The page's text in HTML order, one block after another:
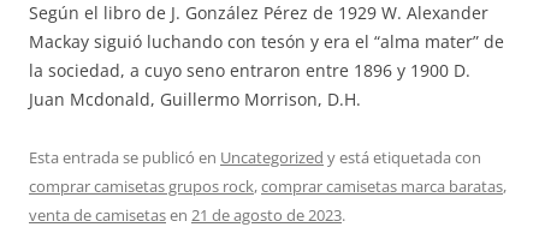
Según el libro de J. González Pérez de 1929 W. Alexander
Mackay siguió luchando con tesón y era el “alma mater” de
la sociedad, a cuyo seno entraron entre 1896 y 1900 D.
Juan Mcdonald, Guillermo Morrison, D.H.
Esta entrada se publicó en Uncategorized y está etiquetada con
comprar camisetas grupos rock,comprar camisetas marca baratas,
venta de camisetasen 21 de agosto de 2023.